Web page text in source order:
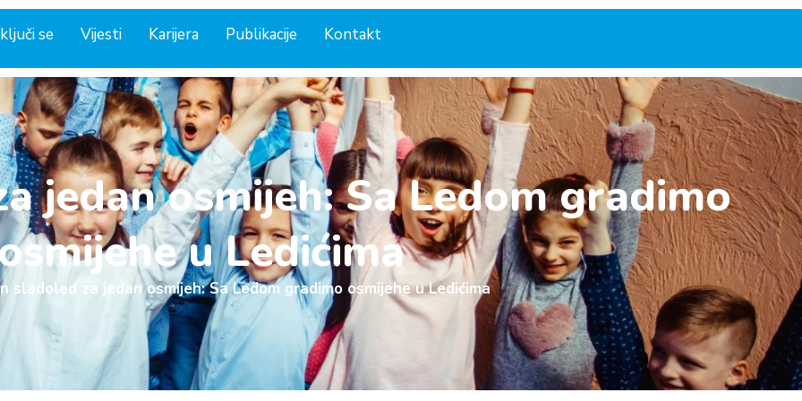
se Vijesti Karijera Publikacije Kontakt
jedan osmijeh: Sa Ledom gradimo
u Ledićima
sladoled za jedan osmijeh: Sa Ledom gradimo osmijehe u Ledićima